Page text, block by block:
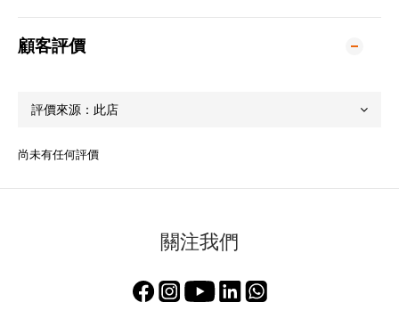
顧客評價
尚未有任何評價
關注我們